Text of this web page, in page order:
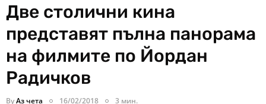
Две столични кина
представят пълна панорама
на филмите по Йордан
Радичков
ByАз чета 16/02/2018 3 мин.